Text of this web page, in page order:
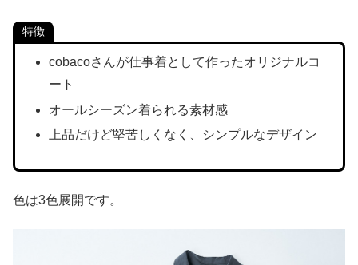
特徴
cobacoさんが仕事着として作ったオリジナルコ
ート
オールシーズン着られる素材感
上品だけど堅苦しくなく、シンプルなデザイン
色は3色展開です。